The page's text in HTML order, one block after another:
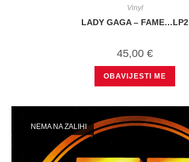
Vinyl
LADY GAGA – FAME…LP2
45,00 €
OBAVIJESTI ME
NEMA NA ZALIHI